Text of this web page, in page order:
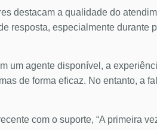
destacam a qualidade do
resposta, especialmente durante
um agente disponível, a
de forma eficaz. No entanto, a
com o suporte, “A primeira